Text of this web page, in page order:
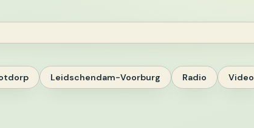
Leidschendam-Voorburg Radio Video